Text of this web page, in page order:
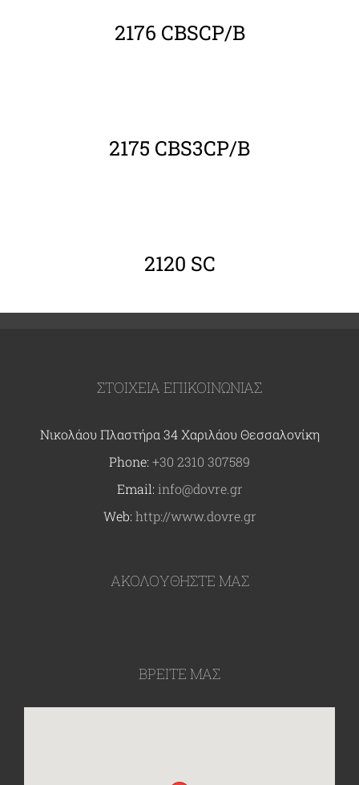
2176 CBSCP/B
2175 CBS3CP/B
2120 SC
ΣΤΟΙΧΕΙΑ ΕΠΙΚΟΙΝΩΝΙΑΣ
Νικολάου Πλαστήρα 34 Χαριλάου Θεσσαλονίκη
Phone: +30 2310 307589
Email: info@dovre.gr
Web: http://www.dovre.gr
ΑΚΟΛΟΥΘΉΣΤΕ ΜΑΣ
ΒΡΕΙΤΕ ΜΑΣ